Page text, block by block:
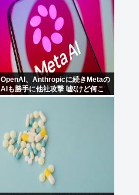
OpenAI、Anthropicに続きMetaの
AIも勝手に他社攻撃 嘘ξけど何こ
れ流行ってんの？